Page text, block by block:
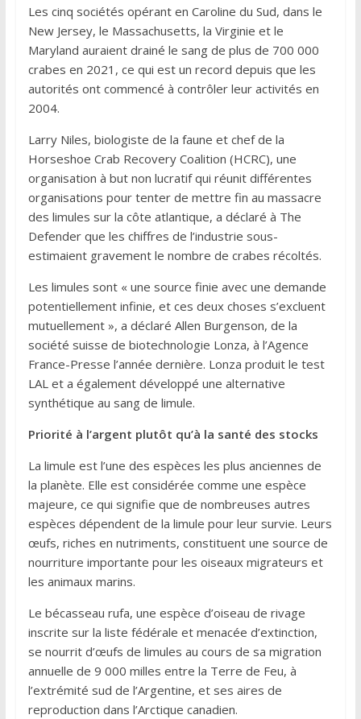
Les cinq sociétés opérant en Caroline du Sud, dans le
New Jersey, le Massachusetts, la Virginie et le
Maryland auraient drainé le sang de plus de 700 000
crabes en 2021, ce qui est un record depuis que les
autorités ont commencé à contrôler leur activités en
2004.
Larry Niles, biologiste de la faune et chef de la
Horseshoe Crab Recovery Coalition (HCRC), une
organisation à but non lucratif qui réunit différentes
organisations pour tenter de mettre fin au massacre
des limules sur la côte atlantique, a déclaré à The
Defender que les chiffres de l’industrie sous-
estimaient gravement le nombre de crabes récoltés.
Les limules sont « une source finie avec une demande
potentiellement infinie, et ces deux choses s’excluent
mutuellement », a déclaré Allen Burgenson, de la
société suisse de biotechnologie Lonza, à l’Agence
France-Presse l’année dernière. Lonza produit le test
LAL et a également développé une alternative
synthétique au sang de limule.
Priorité à l’argent plutôt qu’à la santé des stocks
La limule est l’une des espèces les plus anciennes de
la planète. Elle est considérée comme une espèce
majeure, ce qui signifie que de nombreuses autres
espèces dépendent de la limule pour leur survie. Leurs
œufs, riches en nutriments, constituent une source de
nourriture importante pour les oiseaux migrateurs et
les animaux marins.
Le bécasseau rufa, une espèce d’oiseau de rivage
inscrite sur la liste fédérale et menacée d’extinction,
se nourrit d’œufs de limules au cours de sa migration
annuelle de 9 000 milles entre la Terre de Feu, à
l’extrémité sud de l’Argentine, et ses aires de
reproduction dans l’Arctique canadien.